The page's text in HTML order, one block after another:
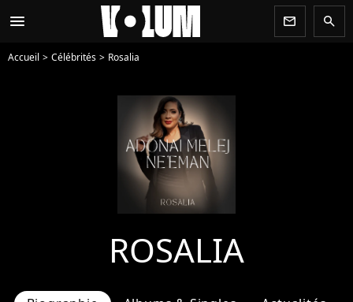
menu newsletter search
Accueil Célébrités Rosalia
ROSALIA